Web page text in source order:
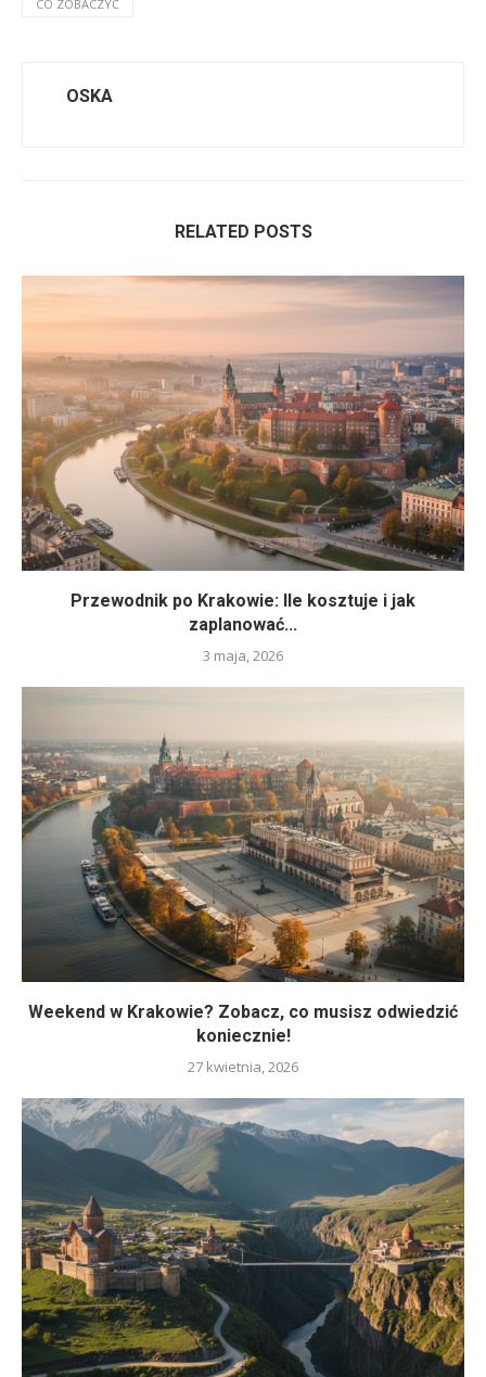
CO ZOBACZYĆ
OSKA
RELATED POSTS
Przewodnik po Krakowie: Ile kosztuje i jak
zaplanować...
3 maja, 2026
Weekend w Krakowie? Zobacz, co musisz odwiedzić
koniecznie!
27 kwietnia, 2026